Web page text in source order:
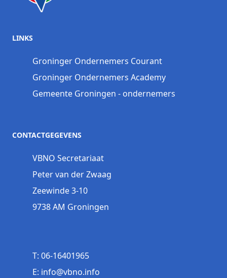
LINKS
Groninger Ondernemers Courant
Groninger Ondernemers Academy
Gemeente Groningen - ondernemers
CONTACTGEGEVENS
VBNO Secretariaat
Peter van der Zwaag
Zeewinde 3-10
9738 AM Groningen
T: 06-16401965
E: info@vbno.info